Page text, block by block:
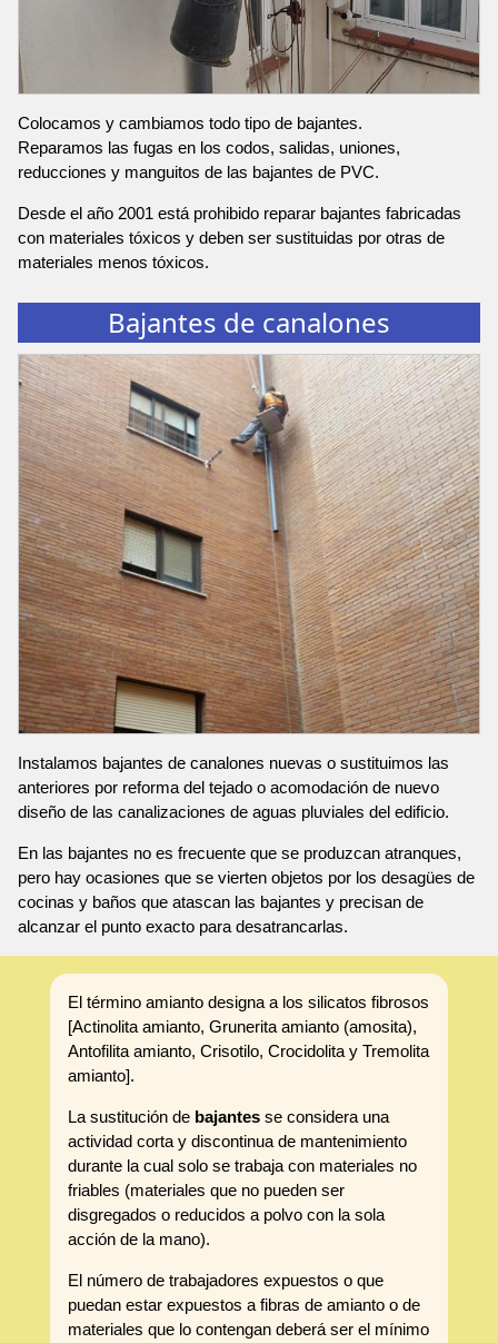
Colocamos y cambiamos todo tipo de bajantes.
Reparamos las fugas en los codos, salidas, uniones,
reducciones y manguitos de las bajantes de PVC.
Desde el año 2001 está prohibido reparar bajantes fabricadas
con materiales tóxicos y deben ser sustituidas por otras de
materiales menos tóxicos.
Bajantes de canalones
Instalamos bajantes de canalones nuevas o sustituimos las
anteriores por reforma del tejado o acomodación de nuevo
diseño de las canalizaciones de aguas pluviales del edificio.
En las bajantes no es frecuente que se produzcan atranques,
pero hay ocasiones que se vierten objetos por los desagües de
cocinas y baños que atascan las bajantes y precisan de
alcanzar el punto exacto para desatrancarlas.
El término amianto designa a los silicatos fibrosos
[Actinolita amianto, Grunerita amianto (amosita),
Antofilita amianto, Crisotilo, Crocidolita y Tremolita
amianto].
La sustitución de bajantesse considera una
actividad corta y discontinua de mantenimiento
durante la cual solo se trabaja con materiales no
friables (materiales que no pueden ser
disgregados o reducidos a polvo con la sola
acción de la mano).
El número de trabajadores expuestos o que
puedan estar expuestos a fibras de amianto o de
materiales que lo contengan deberá ser el mínimo